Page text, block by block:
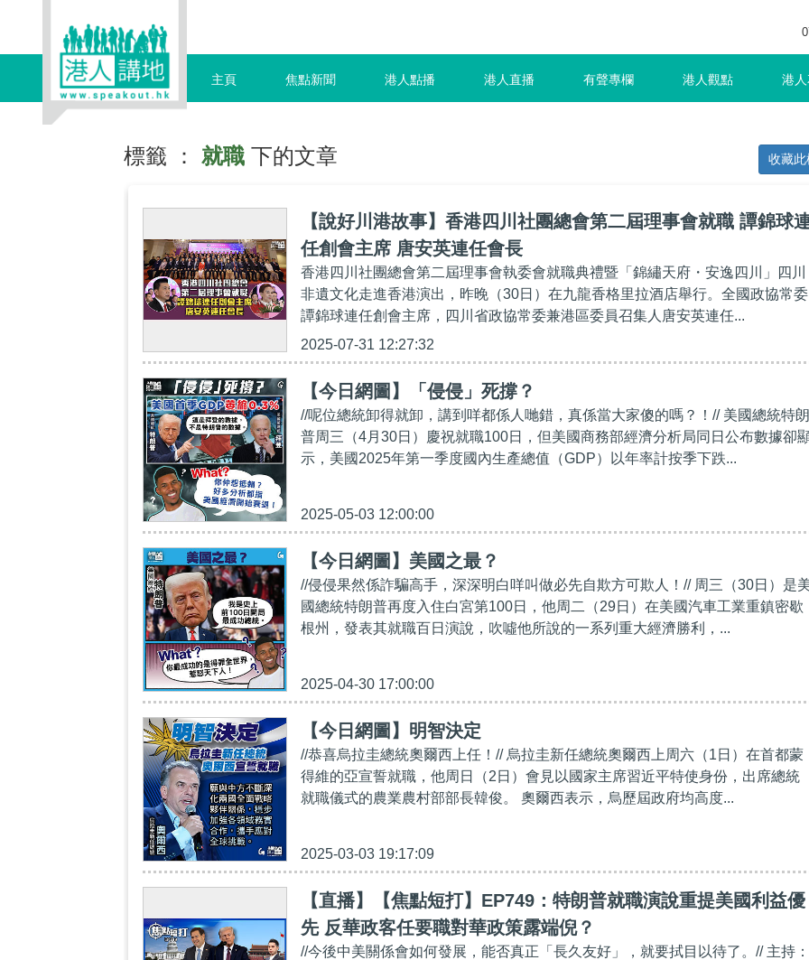
主頁 焦點新聞 港人點播 港人直播 有聲專欄 港人觀點 港
標籤 ： 就職 下的文章 收藏此
【說好川港故事】香港四川社團總會第二屆理事會就職 譚錦球
任創會主席 唐安英連任會長
香港四川社團總會第二屆理事會執委會就職典禮暨「錦繡天府・安逸四川」四川
非遺文化走進香港演出，昨晚（30日）在九龍香格里拉酒店舉行。全國政協常委
譚錦球連任創會主席，四川省政協常委兼港區委員召集人唐安英連任...
2025-07-31 12:27:32
【今日網圖】「侵侵」死撐？
//呢位總統卸得就卸，講到咩都係人哋錯，真係當大家傻的嗎？！// 美國總統特朗
普周三（4月30日）慶祝就職100日，但美國商務部經濟分析局同日公布數據卻
示，美國2025年第一季度國內生產總值（GDP）以年率計按季下跌...
2025-05-03 12:00:00
【今日網圖】美國之最？
//侵侵果然係詐騙高手，深深明白咩叫做必先自欺方可欺人！// 周三（30日）是
國總統特朗普再度入住白宮第100日，他周二（29日）在美國汽車工業重鎮密歇
根州，發表其就職百日演說，吹噓他所說的一系列重大經濟勝利，...
2025-04-30 17:00:00
【今日網圖】明智決定
//恭喜烏拉圭總統奧爾西上任！// 烏拉圭新任總統奧爾西上周六（1日）在首都蒙
得維的亞宣誓就職，他周日（2日）會見以國家主席習近平特使身份，出席總統
就職儀式的農業農村部部長韓俊。 奧爾西表示，烏歷屆政府均高度...
2025-03-03 19:17:09
【直播】【焦點短打】EP749：特朗普就職演說重提美國利益優
先 反華政客任要職對華政策露端倪？
//今後中美關係會如何發展，能否真正「長久友好」，就要拭目以待了。// 主持：